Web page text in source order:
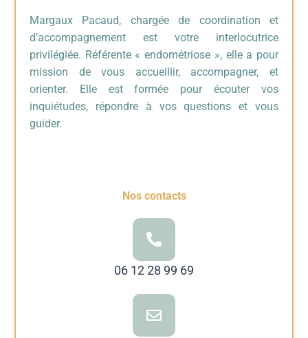
Margaux Pacaud, chargée de coordination et
d’accompagnement est votre interlocutrice
privilégiée. Référente « endométriose », elle a pour
mission de vous accueillir, accompagner, et
orienter. Elle est formée pour écouter vos
inquiétudes, répondre à vos questions et vous
guider.
Nos contacts
06 12 28 99 69